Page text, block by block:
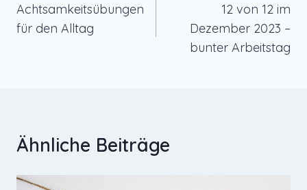
Achtsamkeitsübungen
für den Alltag
12 von 12 im
Dezember 2023 –
bunter Arbeitstag
Ähnliche Beiträge